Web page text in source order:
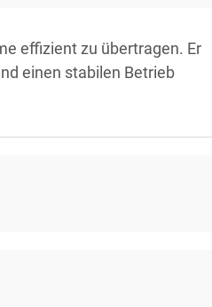
effizient zu übertragen. Er
einen stabilen Betrieb